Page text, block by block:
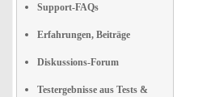
Support-FAQs
Erfahrungen, Beiträge
Diskussions-Forum
Testergebnisse aus Tests &